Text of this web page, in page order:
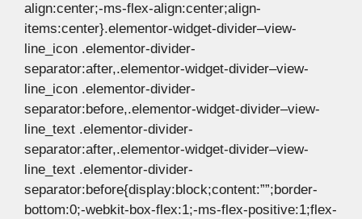
align:center;-ms-flex-align:center;align-
items:center}.elementor-widget-divider–view-
line_icon .elementor-divider-
separator:after,.elementor-widget-divider–view-
line_icon .elementor-divider-
separator:before,.elementor-widget-divider–view-
line_text .elementor-divider-
separator:after,.elementor-widget-divider–view-
line_text .elementor-divider-
separator:before{display:block;content:””;border-
bottom:0;-webkit-box-flex:1;-ms-flex-positive:1;flex-